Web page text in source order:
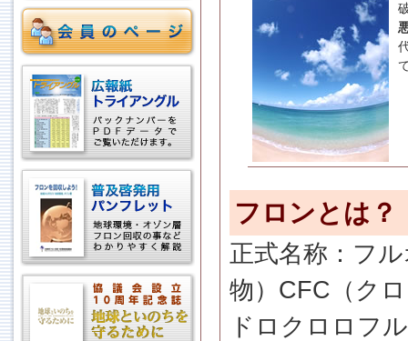
フロンとは？
正式名称：フ
物）CFC（ク
ドロクロロフ